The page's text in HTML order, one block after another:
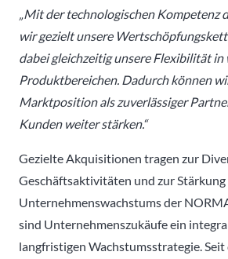
„Mit der technologischen Kompetenz
wir gezielt unsere
dabei gleichzeitig unsere Flexibilität in
Produktbereichen. Dadurch können
Marktposition als zuverlässiger
Kunden weiter stärken.“
Gezielte Akquisitionen tragen zur
Geschäftsaktivitäten und zur Stärkung
Unternehmenswachstums der
sind Unternehmenszukäufe ein
langfristigen Wachstumsstrategie. Seit